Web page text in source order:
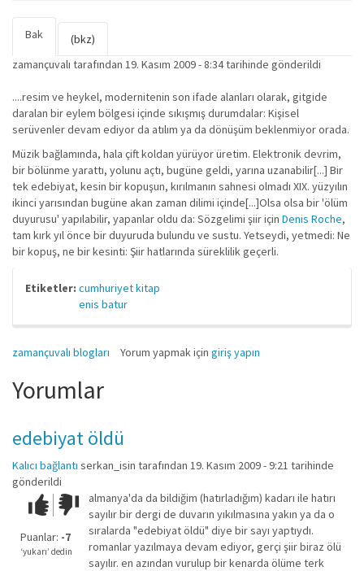
Birincil sekmeler
Bak
sekme)
(bkz)
zamançuvalı tarafından 19. Kasım 2009 - 8:34 tarihinde gönderildi
....resim ve heykel, modernitenin son ifade alanları olarak, gitgide
daralan bir eylem bölgesi içinde sıkışmış durumdalar: Kişisel
serüvenler devam ediyor da atılım ya da dönüşüm beklenmiyor orada.
Müzik bağlamında, hala çift koldan yürüyor üretim. Elektronik devrim,
bir bölünme yarattı, yolunu açtı, bugüne geldi, yarına uzanabilir[...] Bir
tek edebiyat, kesin bir kopuşun, kırılmanın sahnesi olmadı XIX. yüzyılın
ikinci yarısından bugüne akan zaman dilimi içinde[...]Olsa olsa bir 'ölüm
duyurusu' yapılabilir, yapanlar oldu da: Sözgelimi şiir için Denis Roche,
tam kırk yıl önce bir duyuruda bulundu ve sustu. Yetseydi, yetmedi: Ne
bir kopuş, ne bir kesinti: Şiir hatlarında süreklilik geçerli.
Etiketler: cumhuriyet kitap
enis batur
zamançuvalı blogları Yorum yapmak için giriş yapın
Yorumlar
edebiyat öldü
Kalıcı bağlantı serkan_isin tarafından 19. Kasım 2009 - 9:21 tarihinde
gönderildi
Çok iyi!O
kadar
iyi
değil!
Puanlar: -7
‘yukarı’ dedin
almanya'da da bildiğim (hatırladığım) kadarı ile hatırı
sayılır bir dergi de duvarın yıkılmasına yakın ya da o
sıralarda "edebiyat öldü" diye bir sayı yaptıydı.
romanlar yazılmaya devam ediyor, gerçi şiir biraz ölü
sayılır. en azından vurulup bir kenarda ölüme terk